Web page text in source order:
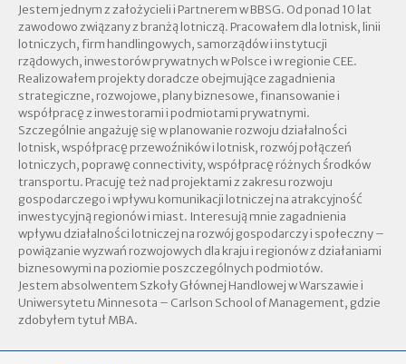
Jestem jednym z założycieli i Partnerem w BBSG. Od ponad 10 lat
zawodowo związany z branżą lotniczą. Pracowałem dla lotnisk, linii
lotniczych, firm handlingowych, samorządów i instytucji
rządowych, inwestorów prywatnych w Polsce i w regionie CEE.
Realizowałem projekty doradcze obejmujące zagadnienia
strategiczne, rozwojowe, plany biznesowe, finansowanie i
współpracę z inwestorami i podmiotami prywatnymi.
Szczególnie angażuję się w planowanie rozwoju działalności
lotnisk, współpracę przewoźników i lotnisk, rozwój połączeń
lotniczych, poprawę connectivity, współpracę różnych środków
transportu. Pracuję też nad projektami z zakresu rozwoju
gospodarczego i wpływu komunikacji lotniczej na atrakcyjność
inwestycyjną regionów i miast. Interesują mnie zagadnienia
wpływu działalności lotniczej na rozwój gospodarczy i społeczny –
powiązanie wyzwań rozwojowych dla kraju i regionów z działaniami
biznesowymi na poziomie poszczególnych podmiotów.
Jestem absolwentem Szkoły Głównej Handlowej w Warszawie i
Uniwersytetu Minnesota – Carlson School of Management, gdzie
zdobyłem tytuł MBA.